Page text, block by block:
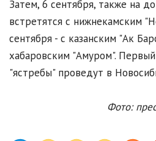
Затем, 6 сентября, также на
встретятся с нижнекамским
сентября - с казанским "Ак
хабаровским "Амуром".
"ястребы" проведут в
Фото: